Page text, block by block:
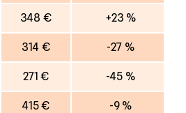
348 € +23 %
314 € -27 %
271 € -45 %
415 € -9 %